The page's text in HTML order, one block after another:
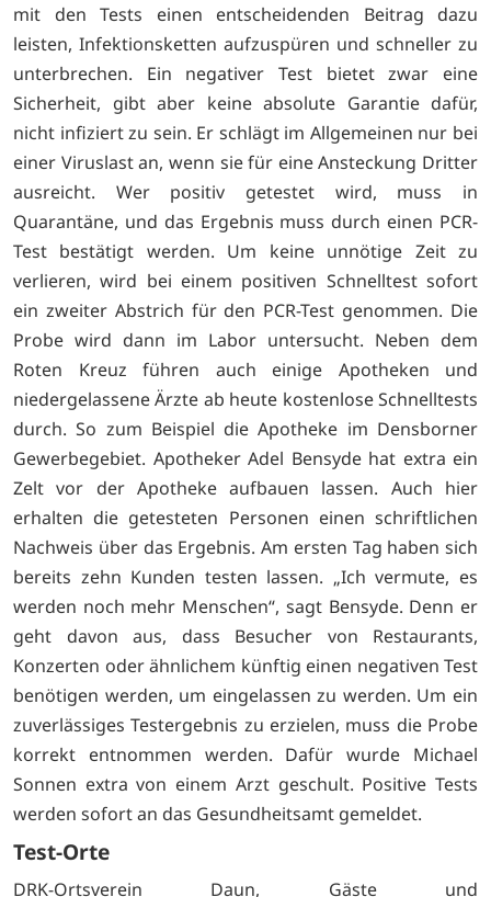
mit den Tests einen entscheidenden Beitrag dazu
leisten, Infektionsketten aufzuspüren und schneller zu
unterbrechen. Ein negativer Test bietet zwar eine
Sicherheit, gibt aber keine absolute Garantie dafür,
nicht infiziert zu sein. Er schlägt im Allgemeinen nur bei
einer Viruslast an, wenn sie für eine Ansteckung Dritter
ausreicht. Wer positiv getestet wird, muss in
Quarantäne, und das Ergebnis muss durch einen PCR-
Test bestätigt werden. Um keine unnötige Zeit zu
verlieren, wird bei einem positiven Schnelltest sofort
ein zweiter Abstrich für den PCR-Test genommen. Die
Probe wird dann im Labor untersucht. Neben dem
Roten Kreuz führen auch einige Apotheken und
niedergelassene Ärzte ab heute kostenlose Schnelltests
durch. So zum Beispiel die Apotheke im Densborner
Gewerbegebiet. Apotheker Adel Bensyde hat extra ein
Zelt vor der Apotheke aufbauen lassen. Auch hier
erhalten die getesteten Personen einen schriftlichen
Nachweis über das Ergebnis. Am ersten Tag haben sich
bereits zehn Kunden testen lassen. „Ich vermute, es
werden noch mehr Menschen“, sagt Bensyde. Denn er
geht davon aus, dass Besucher von Restaurants,
Konzerten oder ähnlichem künftig einen negativen Test
benötigen werden, um eingelassen zu werden. Um ein
zuverlässiges Testergebnis zu erzielen, muss die Probe
korrekt entnommen werden. Dafür wurde Michael
Sonnen extra von einem Arzt geschult. Positive Tests
werden sofort an das Gesundheitsamt gemeldet.
Test-Orte
DRK-Ortsverein Daun, Gäste und